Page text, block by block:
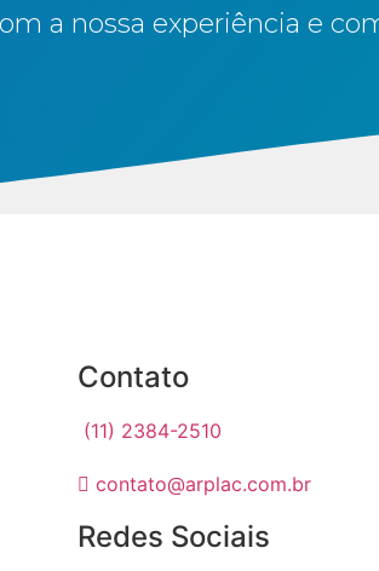
a nossa experiência e
Contato
(11) 2384-2510
contato@arplac.com.br
Redes Sociais